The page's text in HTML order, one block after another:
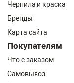
Чернила и краска
Бренды
Карта сайта
Покупателям
Что с заказом
Самовывоз